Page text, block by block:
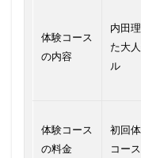
体験コース
の内容
内田
た大
ル
体験コース
の料金
初回
コー